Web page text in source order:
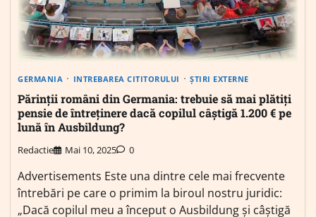
GERMANIA INTREBAREA CITITORULUI ȘTIRI EXTERNE
Părinții români din Germania: trebuie să mai plătiți
pensie de întreținere dacă copilul câștigă 1.200 € pe
lună în Ausbildung?
Redactie Mai 10, 2025 0
Advertisements Este una dintre cele mai frecvente
întrebări pe care o primim la biroul nostru juridic:
„Dacă copilul meu a început o Ausbildung și câștigă